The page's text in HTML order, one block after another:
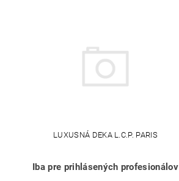
LUXUSNÁ DEKA L.C.P. PARIS
Iba pre prihlásených profesionálov